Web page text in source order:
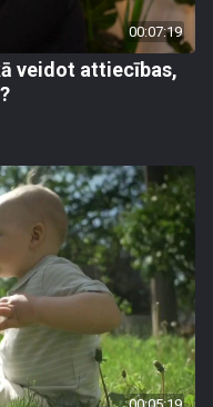
00:07:19
veidot attiecības,